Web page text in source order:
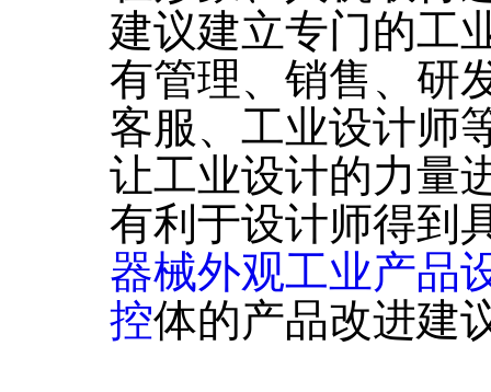
建议建立专门的工
有管理、销售、研
客服、工业设计师
让工业设计的力量
有利于设计师得到
器械外观工业产品
控体的产品改进建